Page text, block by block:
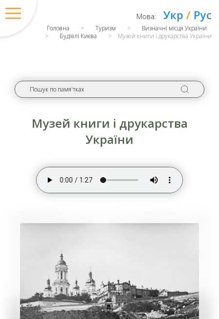
Укр / Рус
Мова:
Головна > Туризм >
Визначні місця України
>
Будівлі Києва > Музей книги і друкарства України
Музей книги і друкарства
України